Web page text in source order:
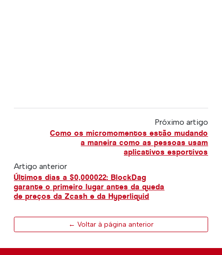
Próximo artigo
Como os micromomentos estão mudando
a maneira como as pessoas usam
aplicativos esportivos
Artigo anterior
Últimos dias a $0,000022: BlockDag
garante o primeiro lugar antes da queda
de preços da Zcash e da Hyperliquid
← Voltar à página anterior